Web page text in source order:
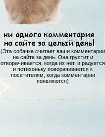
(Эта собачка считает ваши комментарии
на сайте за день. Она грустит и
отворачивается, когда их нет, и радуется
и потихоньку поворачивается к
посетителям, когда комментарии
появляются)